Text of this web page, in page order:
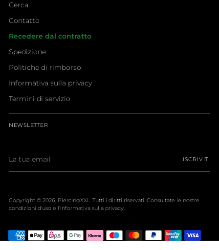
Cerca
Contatto
Recedere dal contratto
Spedizione
Politiche di rimborso
Informativa sulla privacy
Termini di servizio
NEWSLETTER
tua
email
ISCRIVITI
Copyright © 2026, PiercingXXL. Tutti i diritti riservati. Consultate le nostre
condizioni d'uso e l'informativa sulla privacy.